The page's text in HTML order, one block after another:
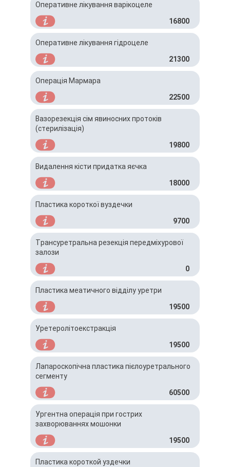
Оперативне лікування варікоцеле
16800
Оперативне лікування гідроцеле
21300
Операція Мармара
22500
Вазорезекція сім явиносних протоків
(стерилізація)
19800
Видалення кісти придатка яєчка
18000
Пластика короткої вуздечки
9700
Трансуретральна резекція передміхурової
залози
0
Пластика меатичного відділу уретри
19500
Уретеролітоекстракція
19500
Лапароскопічна пластика пієлоуретрального
сегменту
60500
Ургентна операція при гострих
захворюваннях мошонки
19500
Пластика короткой уздечки